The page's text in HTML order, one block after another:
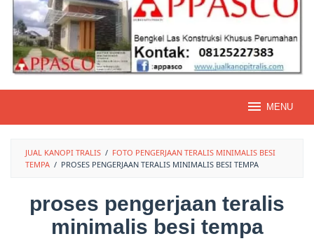
MENU
JUAL KANOPI TRALIS / FOTO PENGERJAAN TERALIS MINIMALIS BESI
TEMPA / PROSES PENGERJAAN TERALIS MINIMALIS BESI TEMPA
proses pengerjaan teralis
minimalis besi tempa